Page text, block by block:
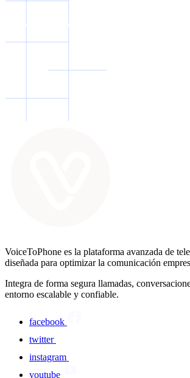
VoiceToPhone es la plataforma avanzada de
diseñada para optimizar la comunicación
Integra de forma segura llamadas,
entorno escalable y confiable.
facebook
twitter
instagram
youtube